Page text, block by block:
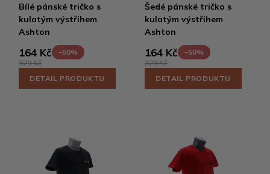
Bílé pánské tričko s
kulatým výstřihem
Ashton
164 Kč
-50%
329 Kč
DETAIL PRODUKTU
Šedé pánské tričko s
kulatým výstřihem
Ashton
164 Kč
-50%
329 Kč
DETAIL PRODUKTU